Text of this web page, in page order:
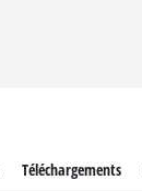
Téléchargements